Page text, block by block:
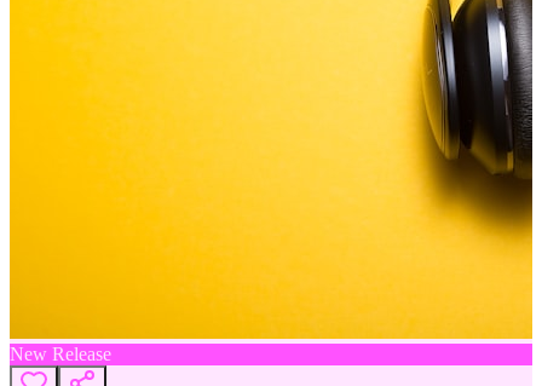
New Release